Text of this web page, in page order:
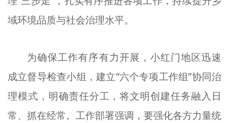
身边好人
北京宣传文化引导基金
宣传思想文化人才
专题
域环境品质与社会治理水平。
为确保工作有序有力开展，小红门地区迅速
成立督导检查小组，建立“六个专项工作组”协同治
理模式，明确责任分工，将文明创建任务融入日
常、抓在经常。工作部署强调，要强化各方力量统